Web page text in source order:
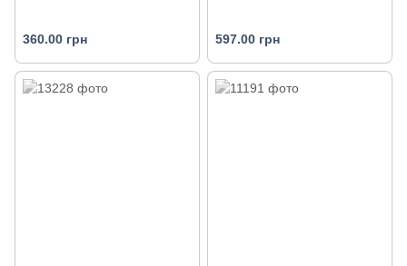
360.00 грн 597.00 грн